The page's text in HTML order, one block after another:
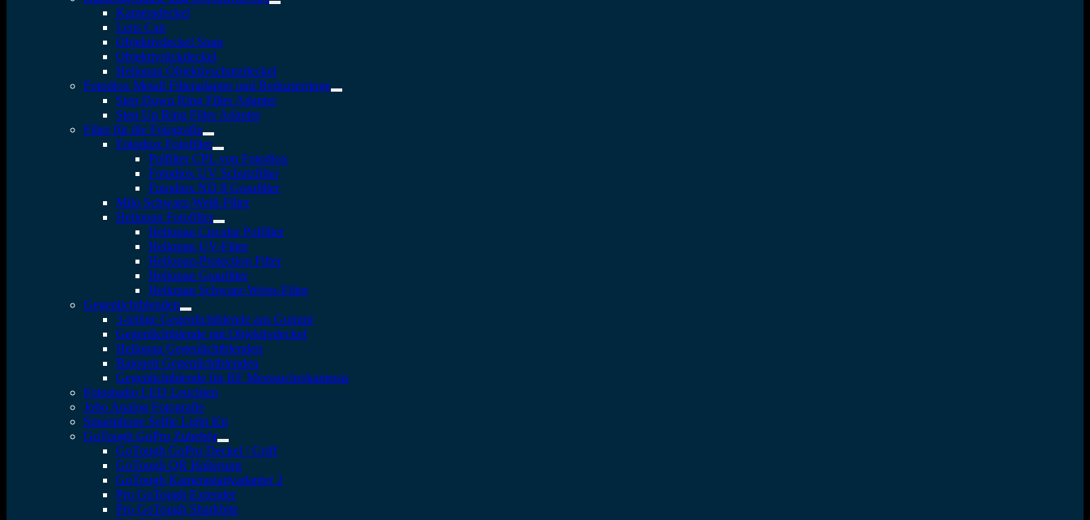
Kameradeckel
Lens Cap
Objektivdeckel Snap
Objektivrückdeckel
Heliopan Objektivschutzdeckel
Fotodiox Metall Filteradapter und Reduzierringe
Step Down Ring Filter Adapter
Step Up Ring Filter Adapter
Filter für die Fotografie
Fotodiox Fotofilter
Polfilter CPL von Fotodiox
Fotodiox UV Schutzfilter
Fotodiox ND 8 Graufilter
Milo Schwarz-Weiß-Filter
Heliopan Fotofilter
Heliopan Circular Polfilter
Heliopan UV-Filter
Heliopan-Protection Filter
Heliopan Graufilter
Heliopan Schwarz-Weiss-Filter
Gegenlichtblenden
3-teilige Gegenlichtblende aus Gummi
Gegenlichtblende mit Objektivdeckel
Heliopan Gegenlichtblenden
Bajonett Gegenlichtblenden
Gegenlichtblende für RF Messsucherkameras
Fotostudio LED Leuchten
Jobo Analog Fotografie
Smartphone Selfie Light Kit
GoTough GoPro Zubehör
GoTough GoPro Deckel / Griff
GoTough QR Halterung
GoTough Kamerastativadapter 2
Pro GoTough Extender
Pro GoTough Sharkbite